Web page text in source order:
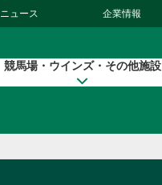
ニュース 企業情報
競馬場・ウインズ・その他施設